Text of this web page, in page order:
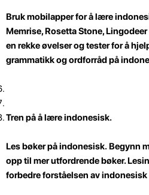
Bruk mobilapper for å lære
Memrise, Rosetta Stone,
en rekke øvelser og tester for å
grammatikk og ordforråd på
Tren på å lære indonesisk.
Les bøker på indonesisk.Begynn
opp til mer utfordrende bøker.
forbedre forståelsen av